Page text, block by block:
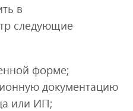
в
следующие
форме;
документацию
или ИП;